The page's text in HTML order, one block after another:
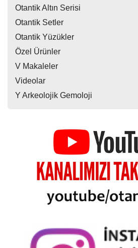
Otantik Altın Serisi
Otantik Setler
Otantik Yüzükler
Özel Ürünler
V Makaleler
Videolar
Y Arkeolojik Gemoloji